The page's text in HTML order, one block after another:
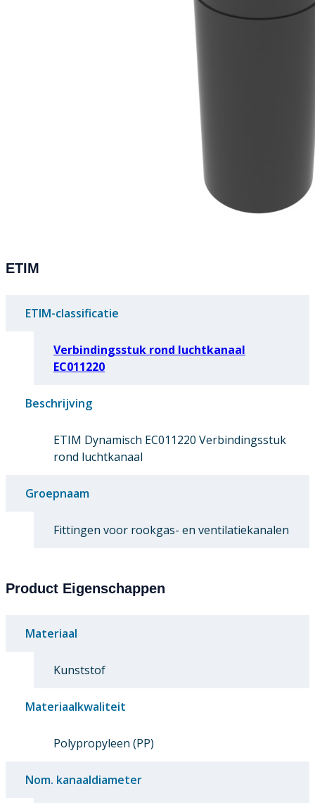
ETIM
ETIM-classificatie
Verbindingsstuk rond luchtkanaal
EC011220
Beschrijving
ETIM Dynamisch EC011220 Verbindingsstuk
rond luchtkanaal
Groepnaam
Fittingen voor rookgas- en ventilatiekanalen
Product Eigenschappen
Materiaal
Kunststof
Materiaalkwaliteit
Polypropyleen (PP)
Nom. kanaaldiameter